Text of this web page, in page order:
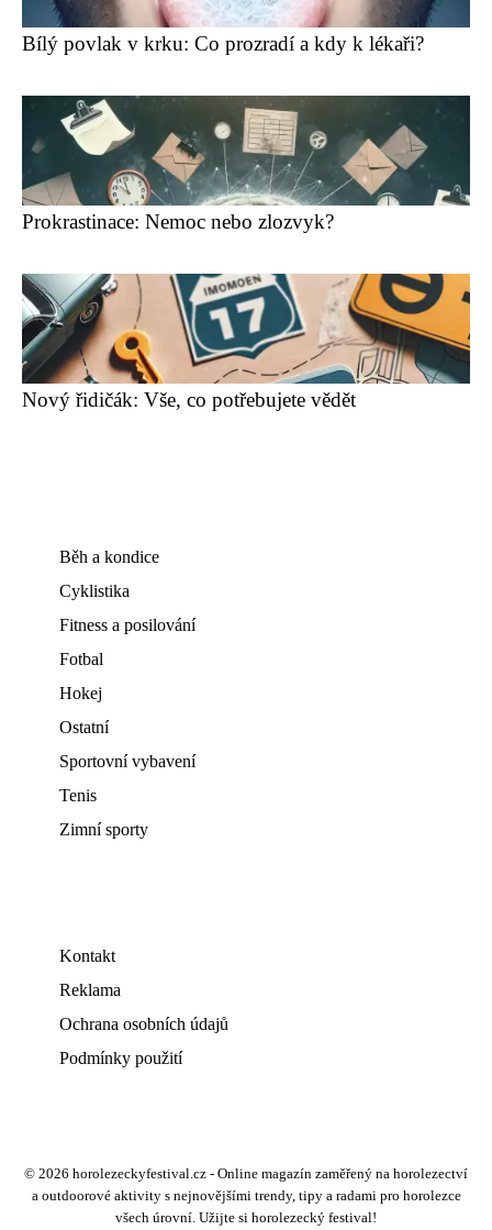
Bílý povlak v krku: Co prozradí a kdy k lékaři?
Prokrastinace: Nemoc nebo zlozvyk?
Nový řidičák: Vše, co potřebujete vědět
Běh a kondice
Cyklistika
Fitness a posilování
Fotbal
Hokej
Ostatní
Sportovní vybavení
Tenis
Zimní sporty
Kontakt
Reklama
Ochrana osobních údajů
Podmínky použití
© 2026 horolezeckyfestival.cz - Online magazín zaměřený na horolezectví
a outdoorové aktivity s nejnovějšími trendy, tipy a radami pro horolezce
všech úrovní. Užijte si horolezecký festival!